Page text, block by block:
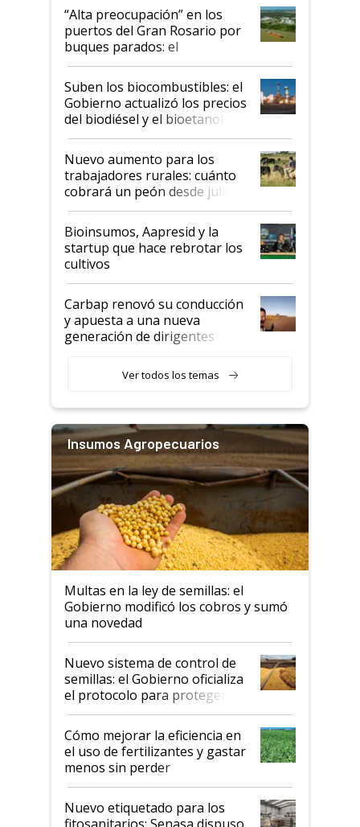
“Alta preocupación” en los
puertos del Gran Rosario por
buques parados: el
funcionamiento de las
exportadoras en tensión tras
la medida de fuerza de los
prácticos
Suben los biocombustibles: el
Gobierno actualizó los precios
del biodiésel y el bioetanol
Nuevo aumento para los
trabajadores rurales: cuánto
cobrará un peón desde julio
Bioinsumos, Aapresid y la
startup que hace rebrotar los
cultivos
Carbap renovó su conducción
y apuesta a una nueva
generación de dirigentes
Ver todos los temas
Insumos Agropecuarios
Multas en la ley de semillas: el
Gobierno modificó los cobros y sumó
una novedad
Nuevo sistema de control de
semillas: el Gobierno oficializa
el protocolo para proteger la
propiedad intelectual
Cómo mejorar la eficiencia en
el uso de fertilizantes y gastar
menos sin perder
productividad en la campaña
fina
Nuevo etiquetado para los